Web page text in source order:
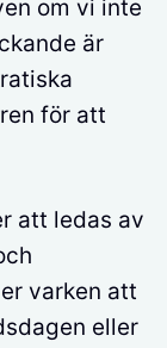
om vi inte
är
för att
att ledas av
varken att
eller